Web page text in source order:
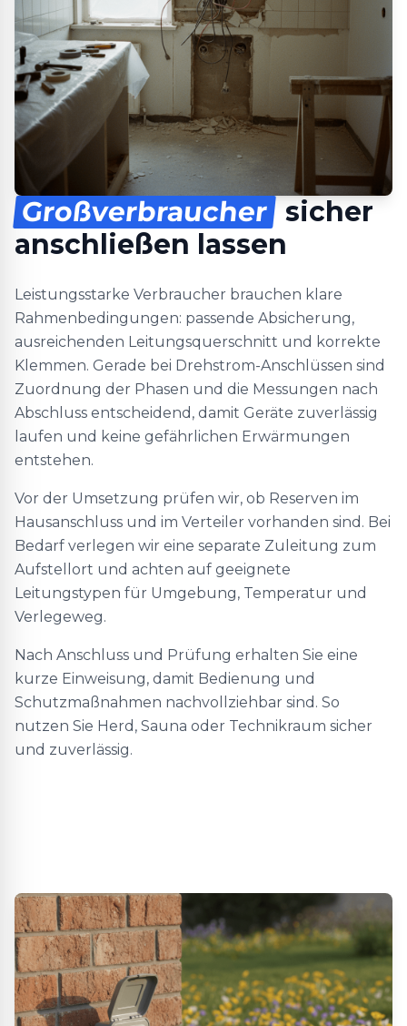
Großverbraucher sicher
anschließen lassen
Leistungsstarke Verbraucher brauchen klare
Rahmenbedingungen: passende Absicherung,
ausreichenden Leitungsquerschnitt und korrekte
Klemmen. Gerade bei Drehstrom-Anschlüssen sind
Zuordnung der Phasen und die Messungen nach
Abschluss entscheidend, damit Geräte zuverlässig
laufen und keine gefährlichen Erwärmungen
entstehen.
Vor der Umsetzung prüfen wir, ob Reserven im
Hausanschluss und im Verteiler vorhanden sind. Bei
Bedarf verlegen wir eine separate Zuleitung zum
Aufstellort und achten auf geeignete
Leitungstypen für Umgebung, Temperatur und
Verlegeweg.
Nach Anschluss und Prüfung erhalten Sie eine
kurze Einweisung, damit Bedienung und
Schutzmaßnahmen nachvollziehbar sind. So
nutzen Sie Herd, Sauna oder Technikraum sicher
und zuverlässig.